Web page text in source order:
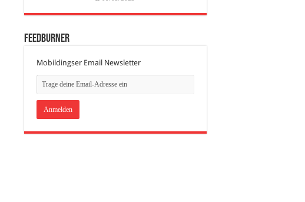
FeedBurner
Mobildingser Email Newsletter